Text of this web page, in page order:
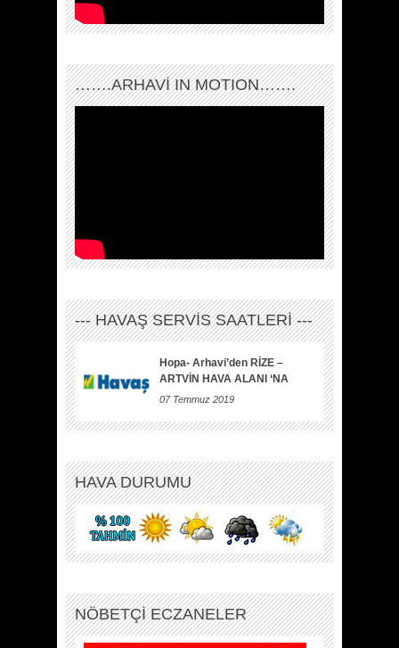
…….ARHAVI IN MOTION…….
--- HAVAŞ SERVİS SAATLERİ ---
Hopa- Arhavi’den RİZE –
ARTVİN HAVA ALANI ‘NA
07 Temmuz 2019
HAVA DURUMU
NÖBETÇİ ECZANELER